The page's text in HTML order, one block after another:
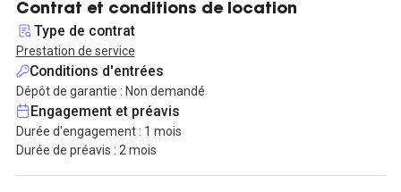
Travaillez dans des conditions optimales : espace de stockage et
d'archivage, place de parking, bureau équipé et meublé, cuisine et
salle de réunion partagée .
Tout compris : place de parking gratuite, équipement (bureau, wifi
haut-débit, imprimante, espace de stockage et d'archivage), salle
de réunion et cuisine équipée, accès 24h/7j, cafés et thés, taxe
foncière, assurance, ménage, charges pour un total
1400€HT/mois pour le bureau.
Contrat et conditions de location
Type de contrat
Prestation de service
Conditions d'entrées
Dépôt de garantie : Non demandé
Engagement et préavis
Durée d'engagement : 1 mois
Durée de préavis : 2 mois